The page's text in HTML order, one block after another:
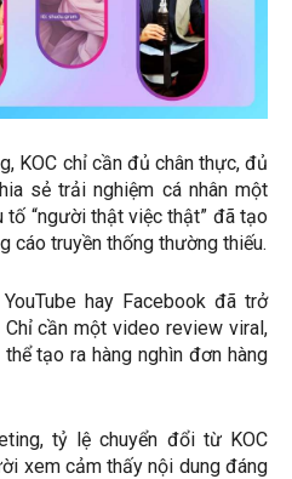
KOC chỉ cần đủ chân thực, đủ
sẻ trải nghiệm cá nhân một
tố “người thật việc thật” đã tạo
cáo truyền thống thường thiếu.
hay Facebook đã trở
Chỉ cần một video review viral,
tạo ra hàng nghìn đơn hàng
tỷ lệ chuyển đổi từ KOC
xem cảm thấy nội dung đáng